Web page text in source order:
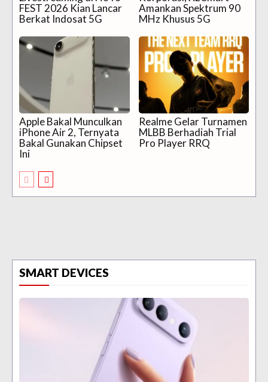
FEST 2026 Kian Lancar
Berkat Indosat 5G
Amankan Spektrum 90
MHz Khusus 5G
Apple Bakal Munculkan
iPhone Air 2, Ternyata
Bakal Gunakan Chipset
Ini
Realme Gelar Turnamen
MLBB Berhadiah Trial
Pro Player RRQ
SMART DEVICES